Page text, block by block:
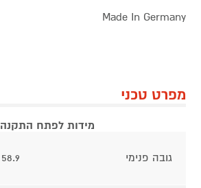
Made In Germany
מפרט טכני
מידות לפתח התקנה
גובה פנימי 58.9 ס"מ